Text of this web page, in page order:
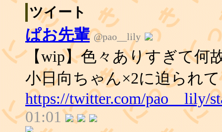
ツイート
ぱお先輩 @pao__lily
【wip】色々ありすぎて何
小日向ちゃん×2に迫られ
https://twitter.com/pao__lily/
01:01